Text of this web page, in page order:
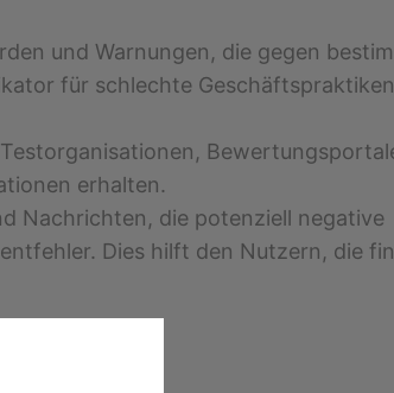
und Warnungen, die gegen
für schlechte
erhalten.
Nachrichten, die potenziell negative
Dies hilft den Nutzern, die